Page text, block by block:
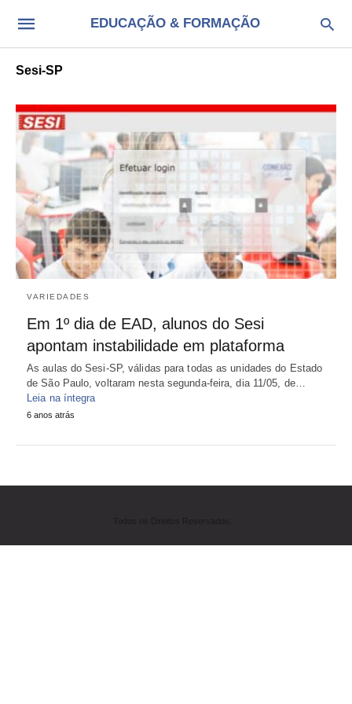
EDUCAÇÃO & FORMAÇÃO
Sesi-SP
VARIEDADES
Em 1º dia de EAD, alunos do Sesi
apontam instabilidade em plataforma
As aulas do Sesi-SP, válidas para todas as unidades do Estado
de São Paulo, voltaram nesta segunda-feira, dia 11/05, de…
Leia na íntegra
6 anos atrás